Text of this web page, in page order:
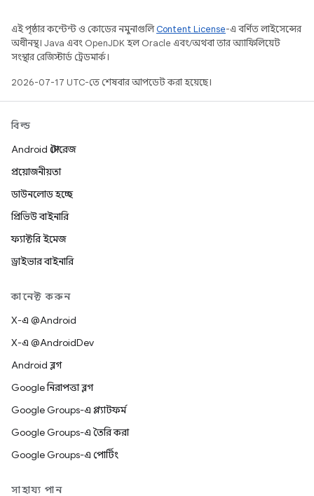
এই পৃষ্ঠার কন্টেন্ট ও কোডের নমুনাগুলিContent License-এ বর্ণিত লাইসেন্সের
অধীনস্থ। Java এবং OpenJDK হল Oracle এবং/অথবা তার অ্যাফিলিয়েট
সংস্থার রেজিস্টার্ড ট্রেডমার্ক।
2026-07-17 UTC-তে শেষবার আপডেট করা হয়েছে।
বিল্ড
Android স্টোরেজ
প্রয়োজনীয়তা
ডাউনলোড হচ্ছে
প্রিভিউ বাইনারি
ফ্যাক্টরি ইমেজ
ড্রাইভার বাইনারি
কানেক্ট করুন
X-এ @Android
X-এ @AndroidDev
Android ব্লগ
Google নিরাপত্তা ব্লগ
Google Groups-এ প্ল্যাটফর্ম
Google Groups-এ তৈরি করা
Google Groups-এ পোর্টিং
সাহায্য পান